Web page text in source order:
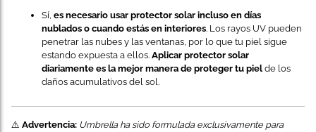
Sí, es necesario usar protector solar incluso en días
nublados o cuando estás en interiores. Los rayos UV pueden
penetrar las nubes y las ventanas, por lo que tu piel sigue
estando expuesta a ellos. Aplicar protector solar
diariamente es la mejor manera de proteger tu piel de los
daños acumulativos del sol.
⚠️ Advertencia: Umbrella ha sido formulada exclusivamente para